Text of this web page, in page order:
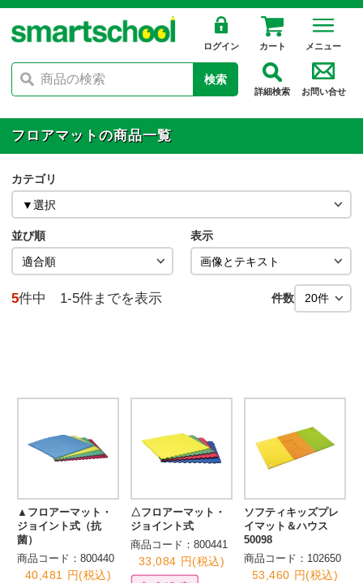
ログイン カート メニュー
検索
詳細検索 お問い合せ
フロアマットの商品一覧
カテゴリ
並び順 表示
5件中 1-5件までを表示 件数
▲フロアーマット・
ジョイント式（抗
菌）
商品コード：800440
40,481 円(税込)
△フロアーマット・
ジョイント式
商品コード：800441
33,084 円(税込)
ソフティキッズプレ
イマット＆ハウス
50098
商品コード：102650
53,460 円(税込)